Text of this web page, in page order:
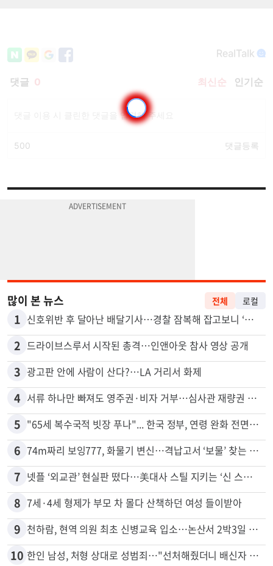
1 신호위반 후 달아난 배달기사…경찰 잠복해 잡고보니 ‘반전’
2 드라이브스루서 시작된 총격…인앤아웃 참사 영상 공개
3 광고판 안에 사람이 산다?…LA 거리서 화제
4 서류 하나만 빠져도 영주권·비자 거부…심사관 재량권 대폭 확대
5 "65세 복수국적 빗장 푸나"... 한국 정부, 연령 완화 전면 추진
6 74m짜리 보잉777, 화물기 변신…격납고서 ‘보물’ 찾는 인천공항
7
8 7세·4세 형제가 부모 차 몰다 산책하던 여성 들이받아
9 천하람, 현역 의원 최초 신병교육 입소…논산서 2박3일 생활